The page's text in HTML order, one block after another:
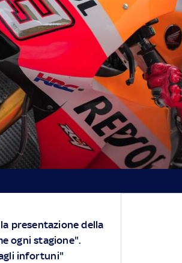
presentazione della
ogni stagione".
infortuni"